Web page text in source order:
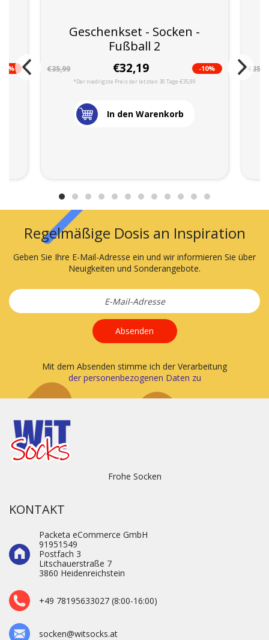
Geschenkset - Socken -
Fußball 2
€35,99 €32,19 -10%
*Der niedrigste Preis der letzten 30 Tage €35,99
In den Warenkorb
Regelmäßige Dosis an Inspiration
Geben Sie Ihre E-Mail-Adresse ein und wir informieren Sie über
Neuigkeiten und Sonderangebote.
Absenden
Mit dem Absenden stimme ich der Verarbeitung
der personenbezogenen Daten zu
Frohe Socken
KONTAKT
Packeta eCommerce GmbH
91951549
Postfach 3
Litschauerstraße 7
3860 Heidenre­ichstein
+49 78195633027 (8:00-16:00)
socken@witsocks.at